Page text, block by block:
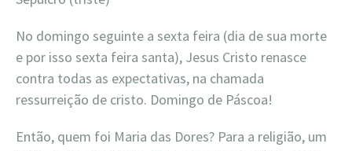
No domingo seguinte a sexta feira (dia de sua morte
e por isso sexta feira santa), Jesus Cristo renasce
contra todas as expectativas, na chamada
ressurreição de cristo. Domingo de Páscoa!
Então, quem foi Maria das Dores? Para a religião, um